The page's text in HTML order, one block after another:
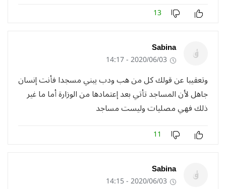
13
Sabina
2020/06/03 - 14:17
وتعقيبا عن قولك كل من هب ودب يبني مسجدا فأنت إنسان
جاهل لأن المساجد تأتي بعد إعتمادها من الوزارة أما ما غير
ذلك فهي مصليات وليست مساجد
11
Sabina
2020/06/03 - 14:15